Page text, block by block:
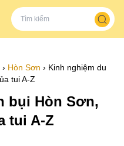
› Hòn Sơn › Kinh nghiệm du
tui A-Z
bụi Hòn Sơn,
tui A-Z